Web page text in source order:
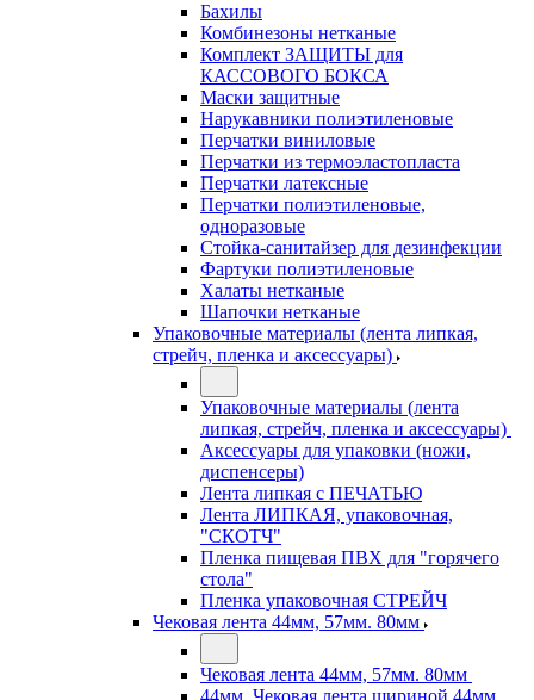
Бахилы
Комбинезоны нетканые
Комплект ЗАЩИТЫ для
КАССОВОГО БОКСА
Маски защитные
Нарукавники полиэтиленовые
Перчатки виниловые
Перчатки из термоэластопласта
Перчатки латексные
Перчатки полиэтиленовые,
одноразовые
Стойка-санитайзер для дезинфекции
Фартуки полиэтиленовые
Халаты нетканые
Шапочки нетканые
Упаковочные материалы (лента липкая,
стрейч, пленка и аксессуары)
Упаковочные материалы (лента
липкая, стрейч, пленка и аксессуары)
Аксессуары для упаковки (ножи,
диспенсеры)
Лента липкая с ПЕЧАТЬЮ
Лента ЛИПКАЯ, упаковочная,
"СКОТЧ"
Пленка пищевая ПВХ для "горячего
стола"
Пленка упаковочная СТРЕЙЧ
Чековая лента 44мм, 57мм. 80мм
Чековая лента 44мм, 57мм. 80мм
44мм, Чековая лента шириной 44мм